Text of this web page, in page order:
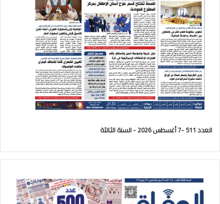
العدد 511 -7 أغسطس 2026 - السنة الثالثة